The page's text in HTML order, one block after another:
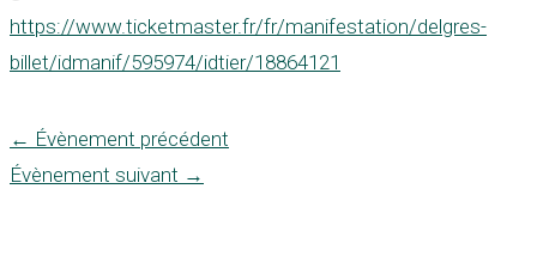
https://www.ticketmaster.fr/fr/manifestation/delgres-
billet/idmanif/595974/idtier/18864121
← Évènement précédent
Évènement suivant →